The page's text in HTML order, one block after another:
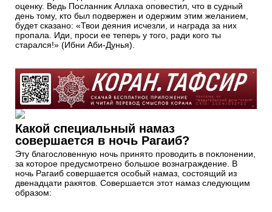
оценку. Ведь Посланник Аллаха оповестил, что в судный
день тому, кто был подвержен и одержим этим желанием,
будет сказано: «Твои деяния исчезли, и награда за них
пропала. Иди, проси ее теперь у того, ради кого ты
старался!» (Ибни Аби-Дунья).
Какой специальный намаз
совершается в ночь Рагаиб?
Эту благословенную ночь принято проводить в поклонении,
за которое предусмотрено большое вознаграждение. В
ночь Рагаиб совершается особый намаз, состоящий из
двенадцати ракятов. Совершается этот намаз следующим
образом: